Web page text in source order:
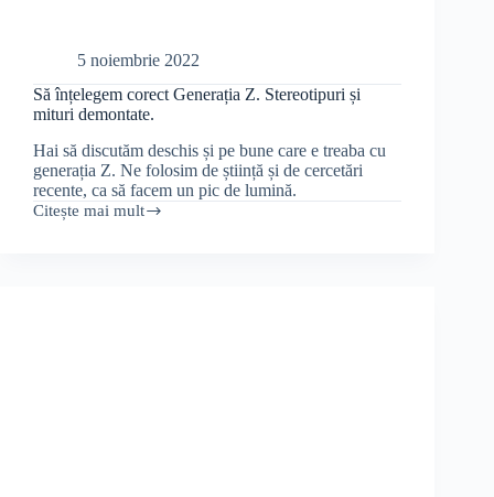
5 noiembrie 2022
Să înțelegem corect Generația Z. Stereotipuri și
mituri demontate.
Hai să discutăm deschis și pe bune care e treaba cu
generația Z. Ne folosim de știință și de cercetări
recente, ca să facem un pic de lumină.
Citește mai mult
Să